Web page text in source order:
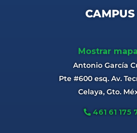
CAMPUS
Mostrar
Antonio García
Pte #600 esq. Av.
Celaya, Gto.
461 61 175